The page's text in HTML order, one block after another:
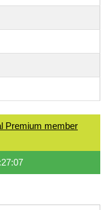
Premium member